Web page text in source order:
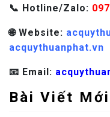
📞 Hotline/Zalo:
🌐 Website:
acquythuanphat.vn
📧 Email:
Bài Viết Mới